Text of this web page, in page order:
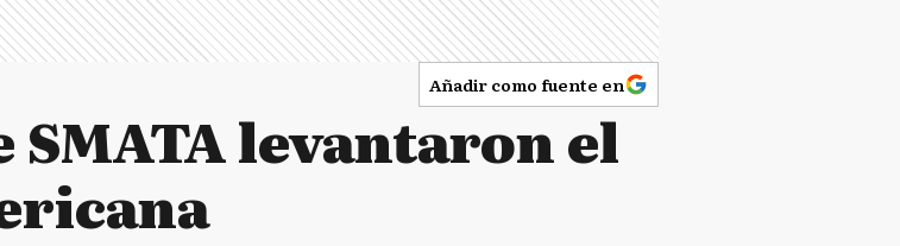
Añadir como fuente en
levantaron el